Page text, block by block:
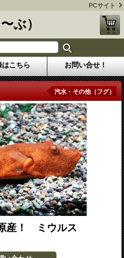
PCサイト
ぶ）
こちら お問い合せ！
汽水・その他（フグ）
産！ ミウルス